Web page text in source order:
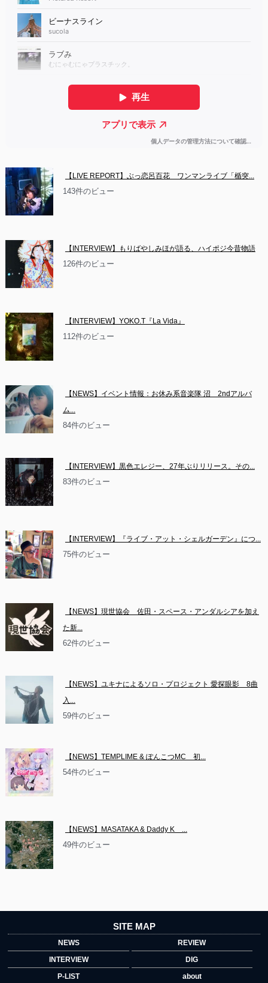
【LIVE REPORT】ぶっ恋呂百花　ワンマンライブ「楯突...
143件のビュー
【INTERVIEW】もりばやしみほが語る、ハイポジ今昔物語
126件のビュー
【INTERVIEW】YOKO.T『La Vida』
112件のビュー
【NEWS】イベント情報：お休み系音楽隊 沼　2ndアルバ
ム...
84件のビュー
【INTERVIEW】黒色エレジー、27年ぶりリリース。その...
83件のビュー
【INTERVIEW】『ライブ・アット・シェルガーデン』につ...
75件のビュー
【NEWS】現世協会　佐田・スペース・アンダルシアを加え
た新...
62件のビュー
【NEWS】ユキナによるソロ・プロジェクト 愛探眼影　8曲
入...
59件のビュー
【NEWS】TEMPLIME & ぽんこつMC　初...
54件のビュー
【NEWS】MASATAKA & Daddy K　...
49件のビュー
SITE MAP
NEWS
REVIEW
INTERVIEW
DIG
P-LIST
about